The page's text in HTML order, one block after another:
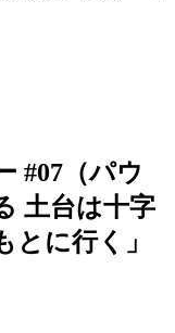
#07（パウ
土台は十字
に行く」